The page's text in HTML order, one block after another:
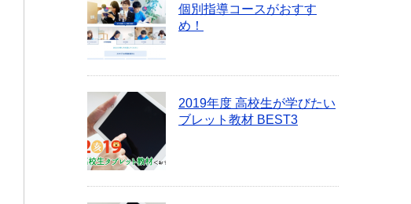
個別指導コースがおすす
め！
2019年度 高校生が学びたい
ブレット教材 BEST3